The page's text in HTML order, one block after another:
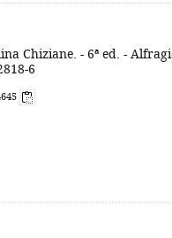
Chiziane. - 6ª ed. -
6